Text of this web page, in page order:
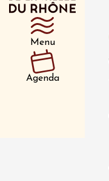
Menu
Agenda